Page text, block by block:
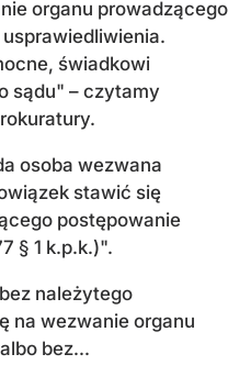
organu prowadzącego
świadkowi
sądu" – czytamy
osoba wezwana
stawić się
postępowanie
§ 1 k.p.k.)".
należytego
na wezwanie organu
bez...